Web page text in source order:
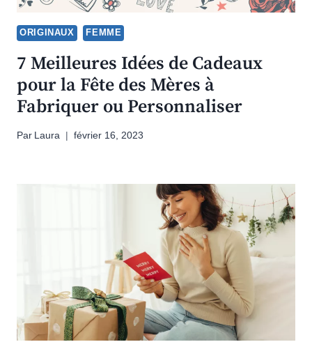
ORIGINAUX FEMME
7 Meilleures Idées de Cadeaux
pour la Fête des Mères à
Fabriquer ou Personnaliser
Par Laura février 16, 2023